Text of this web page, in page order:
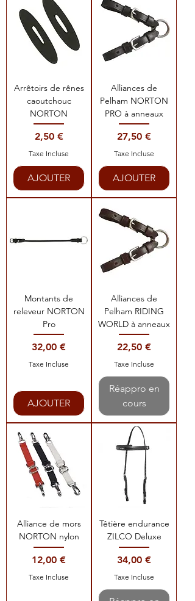
Arrêtoirs de rênes
caoutchouc
NORTON
Prix
2,50 €
Taxe Incluse
AJOUTER
Alliances de
Pelham NORTON
PRO à anneaux
Prix
27,50 €
Taxe Incluse
AJOUTER
Montants de
releveur NORTON
Pro
Prix
32,00 €
Taxe Incluse
AJOUTER
Alliances de
Pelham RIDING
WORLD à anneaux
Prix
22,50 €
Taxe Incluse
Réappro en
cours
Alliance de mors
NORTON nylon
Prix
12,00 €
Taxe Incluse
Têtière endurance
ZILCO Deluxe
Prix
34,00 €
Taxe Incluse